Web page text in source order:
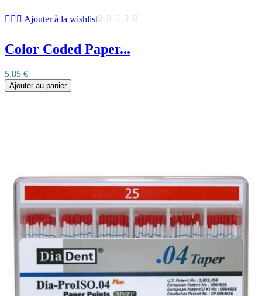
Ajouter à la wishlist
Color Coded Paper...
5,85 €
Ajouter au panier